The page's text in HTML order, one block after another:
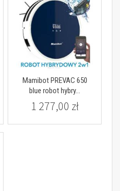
Mamibot PREVAC 650
blue robot hybry...
1 277,00 zł